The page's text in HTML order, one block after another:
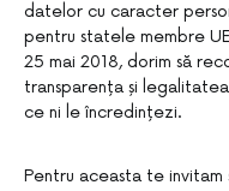
datelor cu caracter
pentru statele membre
25 mai 2018, dorim să
transparența și
ce ni le încredințezi.
Pentru aceasta te